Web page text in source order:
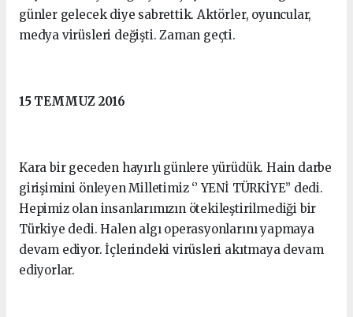
günler gelecek diye sabrettik. Aktörler, oyuncular,
medya virüsleri değişti. Zaman geçti.
15 TEMMUZ 2016
Kara bir geceden hayırlı günlere yürüdük. Hain darbe
girişimini önleyen Milletimiz ‘’ YENİ TÜRKİYE’’ dedi.
Hepimiz olan insanlarımızın ötekileştirilmediği bir
Türkiye dedi. Halen algı operasyonlarını yapmaya
devam ediyor. İçlerindeki virüsleri akıtmaya devam
ediyorlar.